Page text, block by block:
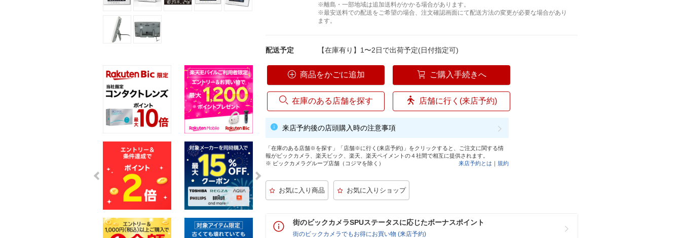
※離島・一部地域は追加送料がかかる場合があります。
※最安送料での配送をご希望の場合、注文確認画面にて配送方法の変更が必要な場合があり
ます。
配送予定 【在庫有り】1〜2日で出荷予定(日付指定可)
商品をかごに追加 ご購入手続きへ
在庫のある店舗を探す 店舗に行く(来店予約)
来店予約後の店頭購入時の注意事項
「在庫のある店舗※を探す」「店舗※に行く(来店予約)」をクリックすると、ご注文に関する情
報がビックカメラ、楽天ビック、楽天、楽天ペイメントの４社間で相互に提供されます。
※ ビックカメラグループ店舗（コジマを除く）
来店予約とは ｜規約
街のビックカメラSPUステータスに応じたボーナスポイント
街のビックカメラでもお得にお買い物 (来店予約)